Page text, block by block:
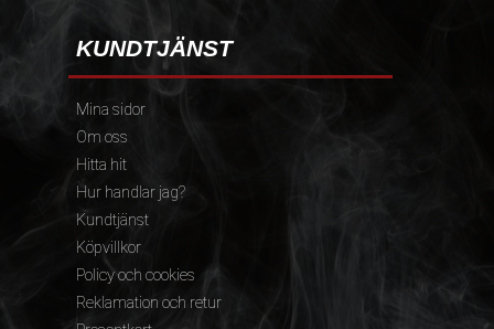
KUNDTJÄNST
Mina sidor
Om oss
Hitta hit
Hur handlar jag?
Kundtjänst
Köpvillkor
Policy och cookies
Reklamation och retur